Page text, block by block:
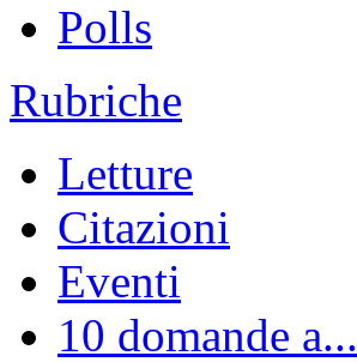
Polls
Rubriche
Letture
Citazioni
Eventi
10 domande a...